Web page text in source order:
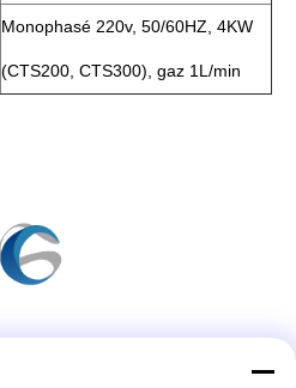
Monophasé 220v, 50/60HZ, 4KW
(CTS200, CTS300), gaz 1L/min